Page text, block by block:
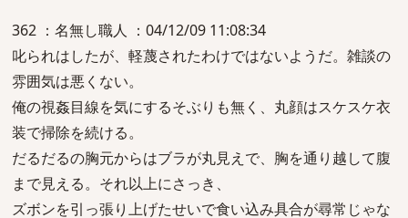
362 ：名無し職人 ：04/12/09 11:08:34
叱られはしたが、軽蔑されたわけではないようだ。雑談の
雰囲気は悪くない。
俺の視姦目線を気にするそぶりも無く、丸顔はスケスケ衣
装で掃除を続ける。
だるだるの胸元からはブラが丸見えで、胸を通り越して腹
まで見える。それ以上にさっき、
ズボンを引っ張り上げたせいで食い込み具合が尋常じゃな